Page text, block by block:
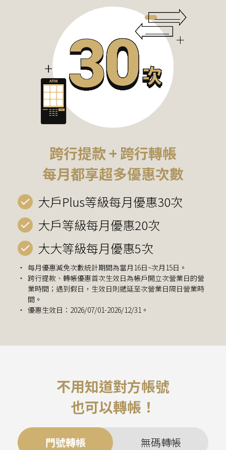
跨行提款 + 跨行轉帳
每月都享超多優惠次數
大戶Plus等級每月優惠30次
大戶等級每月優惠20次
大大等級每月優惠5次
每月優惠減免次數統計期間為當月16日~次月15日。
跨行提款、轉帳優惠首次生效日為帳戶開立次營業日的營
業時間； 遇到假日，生效日則遞延至次營業日隔日營業時
間。
優惠生效日：2026/07/01-2026/12/31。
不用知道對方帳號
也可以轉帳！
門號轉帳 無碼轉帳